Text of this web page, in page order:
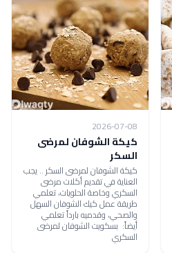
2026-07-08
كيكة الشوفان لمرضى
السكر
كيكة الشوفان لمرضى السكر .. يجب
العناية في تقديم أكلات مرضى
السكري وخاصة الحلويات، تعلمي
طريقة عمل كيك الشوفان السهل
والصحي، وقدميه بارداً تعلمي
أيضاً: بسكويت الشوفان لمرضى
السكري